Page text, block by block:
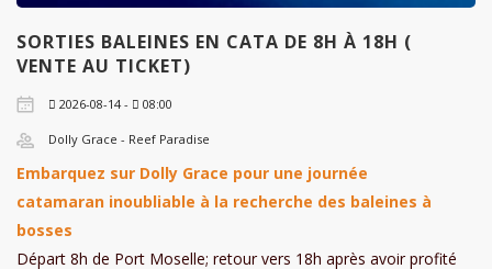
SORTIES BALEINES EN CATA DE 8H À 18H (
VENTE AU TICKET)
2026-08-14 - 08:00
Dolly Grace - Reef Paradise
Embarquez sur Dolly Grace pour une journée
catamaran inoubliable à la recherche des baleines à
bosses
Départ 8h de Port Moselle; retour vers 18h après avoir profité